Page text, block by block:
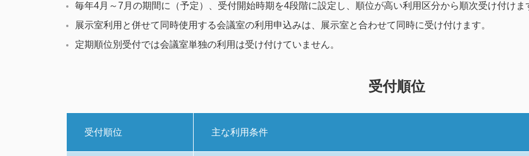
毎年4月～7月の期間に（予定）、受付開始時期を4段階に設定し、順位が高い利用区分から順次受け付けま
展示室利用と併せて同時使用する会議室の利用申込みは、展示室と合わせて同時に受け付けます。
定期順位別受付では会議室単独の利用は受け付けていません。
受付順位
受付順位 主な利用条件